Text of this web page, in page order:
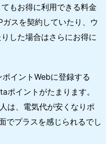
もお得に利用できる料金
スを契約していたり、ウ
した場合はさらにお得に
イントWebに登録する
ポイントがたまります。
は、電気代が安くなりポ
でプラスを感じられるでし